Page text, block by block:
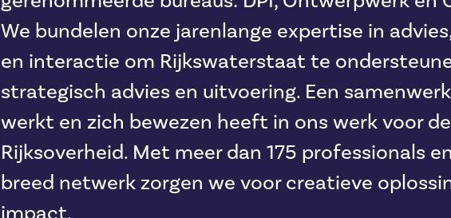
We bundelen onze jarenlange expertise in
en interactie om Rijkswaterstaat te
strategisch advies en uitvoering. Een
werkt en zich bewezen heeft in ons werk voor de
Rijksoverheid. Met meer dan 175 professionals
breed netwerk zorgen we voor creatieve
impact.